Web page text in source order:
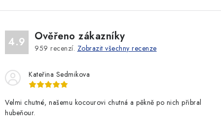
4.9 Ověřeno zákazníky
959 recenzí. Zobrazit všechny recenze
Kateřina Sedmikova
Velmi chutné, našemu kocourovi chutná a pěkně po nich přibral
hubeňour.